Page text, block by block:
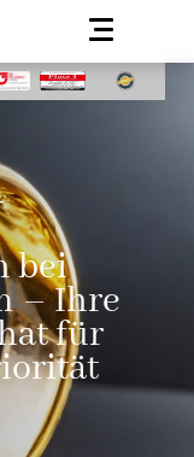
bei
– Ihre
für